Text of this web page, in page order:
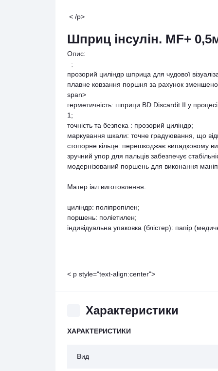
< /p>
Шприц інсулін. MF+
Опис:
;
прозорий циліндр шприца для чудової
плавне ковзання поршня за рахунок
span>
герметичність: шприци BD Discardit II у
1;
точність та безпека : прозорий циліндр;
маркування шкали: точне градуювання, що
стопорне кільце: перешкоджає випадковому
зручний упор для пальців забезпечує
модернізований поршень для виконання
Матер іал виготовлення:
циліндр: поліпропілен;
поршень: поліетилен;
індивідуальна упаковка (блістер): папір
< p style="text-align:center">
Характеристики
ХАРАКТЕРИСТИКИ
Вид